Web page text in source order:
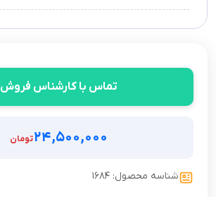
شناسه محصول: ۱۶۸۴
۲۴,۵۰۰,۰۰۰تومان
تماس با کارشناس فروش